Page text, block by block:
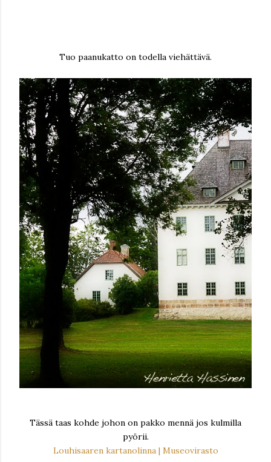
Tuo paanukatto on todella viehättävä.
Tässä taas kohde johon on pakko mennä jos kulmilla
pyörii.
Louhisaaren kartanolinna | Museovirasto